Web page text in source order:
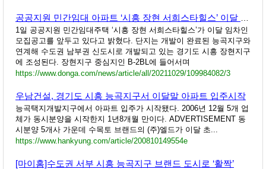
1일 공공지원 민간임대주택 ‘시흥 장현 서희스타힐스’가 이달 임차인
모집공고를 앞두고 있다고 밝혔다. 단지는 개발이 완료된 능곡지구와
연계해 수도권 남부권 신도시로 개발되고 있는 경기도 시흥 장현지구
에 조성된다. 장현지구 중심지인 B-2BL에 들어서며
https://www.donga.com/news/article/all/20211029/109984082/3
우남건설, 경기도 시흥 능곡지구서 이달말 아파트 입주시작
능곡택지개발지구에서 아파트 입주가 시작됐다. 2006년 12월 5개 업
체가 동시분양을 시작한지 1년8개월 만이다. ADVERTISEMENT 동
시분양 5개사 가운데 수목토 브랜드의 (주)엘드가 이달 초...
https://www.hankyung.com/article/200810149554e
[마이홈]수도권 서부 시흥 능곡지구 브랜드 도시로 ‘활짝’